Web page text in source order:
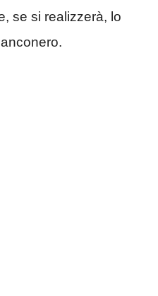
se si realizzerà, lo